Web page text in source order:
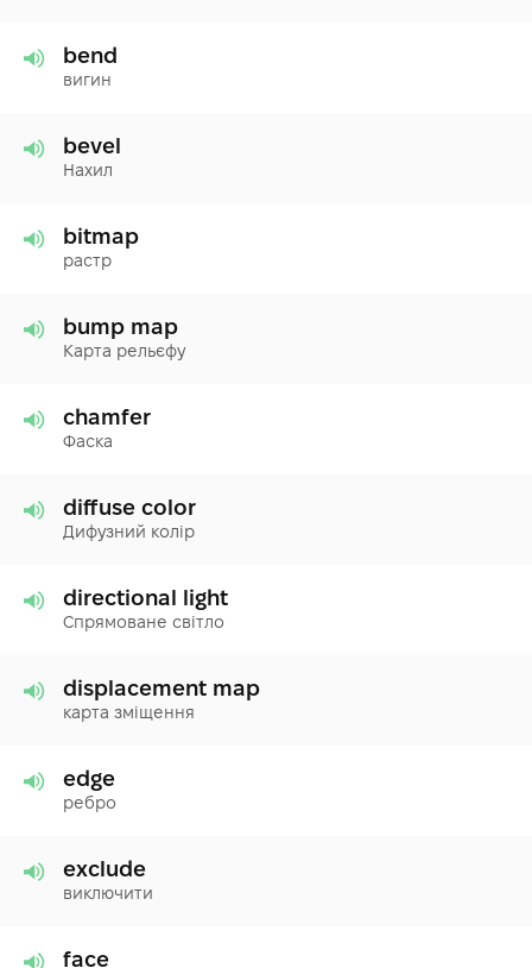
bend
вигин
bevel
Нахил
bitmap
растр
bump map
Карта рельєфу
chamfer
Фаска
diffuse color
Дифузний колір
directional light
Спрямоване світло
displacement map
карта зміщення
edge
ребро
exclude
виключити
face